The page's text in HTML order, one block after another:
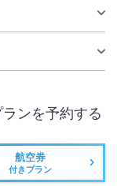
ンを予約する
航空券
付きプラン